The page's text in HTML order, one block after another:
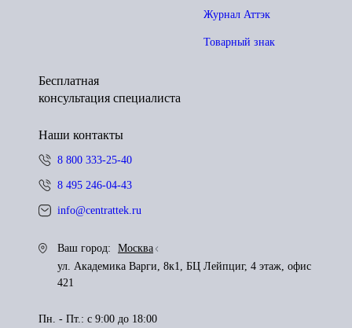
Журнал Аттэк
Товарный знак
Бесплатная
консультация специалиста
Наши контакты
8 800 333-25-40
8 495 246-04-43
info@centrattek.ru
Ваш город:
Москва
ул. Академика Варги, 8к1, БЦ Лейпциг, 4 этаж, офис
421
Пн. - Пт.: с 9:00 до 18:00